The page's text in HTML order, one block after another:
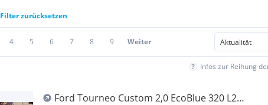
Filter zurücksetzen
4 5 6 7 8 9 Weiter
Infos zur Reihung
Ford Tourneo Custom 2,0 EcoBlue 320 L2